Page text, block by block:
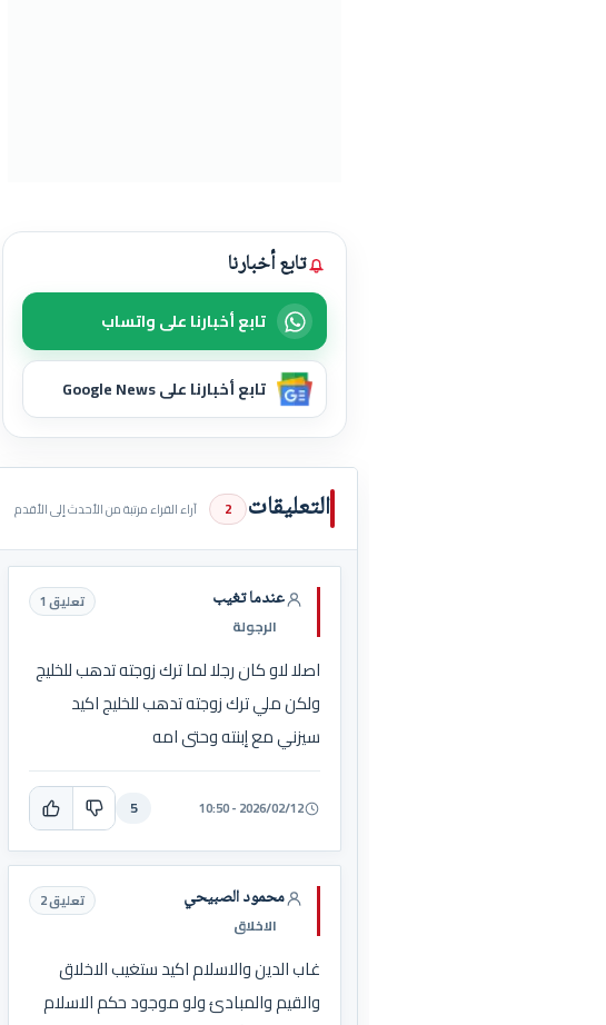
تابع أخبارنا
تابع أخبارنا على واتساب
تابع أخبارنا على Google News
التعليقات 2 آراء القراء مرتبة من الأحدث إلى الأقدم
عندما تغيب
الرجولة
تعليق 1
اصلا لاو كان رجلا لما ترك زوجته تدهب للخليج
ولكن ملي ترك زوجته تدهب للخليج اكيد
سيزني مع إبنته وحتى امه
2026/02/12 - 10:50
5
محمود الصبيحي
الاخلاق
تعليق 2
غاب الدين والاسلام اكيد ستغيب الاخلاق
والقيم والمبادئ ولو موجود حكم الاسلام